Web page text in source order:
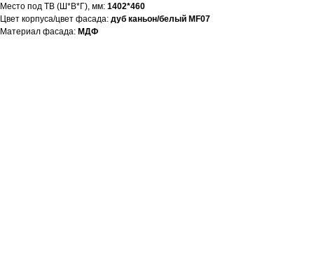
Место под ТВ (Ш*В*Г), мм: 1402*460
Цвет корпуса/цвет фасада: дуб каньон/белый MF07
Материал фасада: МДФ